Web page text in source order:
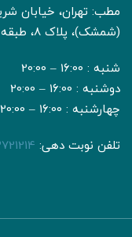
مطب: تهران، خیابان
(شمشک)، پلاک 8، طبقه دوم، واحد 6
شنبه : 16:00 – 20:00
دوشنبه : 16:00 – 20:00
چهارشنبه : 16:00 – 20:00
تلفن نوبت دهی: